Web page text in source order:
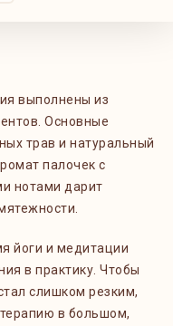
выполнены из
Основные
трав и натуральный
палочек с
нотами дарит
йоги и медитации
в практику. Чтобы
слишком резким,
в большом,